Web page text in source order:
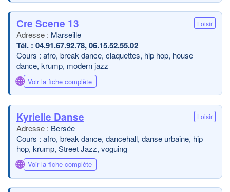
Cre Scene 13 Loisir
Marseille
04.91.67.92.78, 06.15.52.55.02
Cours : afro, break dance, claquettes, hip hop, house
dance, krump, modern jazz
🌐 Voir la fiche complète
Kyrielle Danse Loisir
Bersée
Cours : afro, break dance, dancehall, danse urbaine, hip
hop, krump, Street Jazz, voguing
🌐 Voir la fiche complète